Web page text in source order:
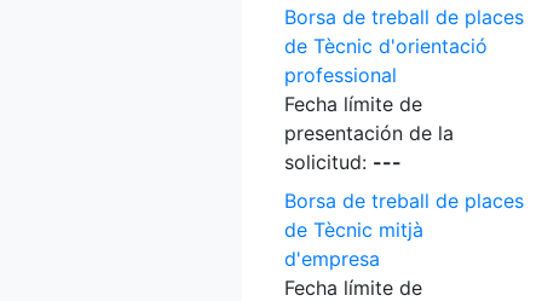
Borsa de treball de places
de Tècnic d'orientació
professional
Fecha límite de
presentación de la
solicitud: ---
Borsa de treball de places
de Tècnic mitjà
d'empresa
Fecha límite de